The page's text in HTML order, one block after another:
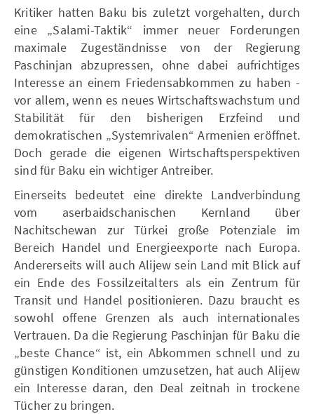
Kritiker hatten Baku bis zuletzt vorgehalten, durch
eine „Salami-Taktik“ immer neuer Forderungen
maximale Zugeständnisse von der Regierung
Paschinjan abzupressen, ohne dabei aufrichtiges
Interesse an einem Friedensabkommen zu haben -
vor allem, wenn es neues Wirtschaftswachstum und
Stabilität für den bisherigen Erzfeind und
demokratischen „Systemrivalen“ Armenien eröffnet.
Doch gerade die eigenen Wirtschaftsperspektiven
sind für Baku ein wichtiger Antreiber.
Einerseits bedeutet eine direkte Landverbindung
vom aserbaidschanischen Kernland über
Nachitschewan zur Türkei große Potenziale im
Bereich Handel und Energieexporte nach Europa.
Andererseits will auch Alijew sein Land mit Blick auf
ein Ende des Fossilzeitalters als ein Zentrum für
Transit und Handel positionieren. Dazu braucht es
sowohl offene Grenzen als auch internationales
Vertrauen. Da die Regierung Paschinjan für Baku die
„beste Chance“ ist, ein Abkommen schnell und zu
günstigen Konditionen umzusetzen, hat auch Alijew
ein Interesse daran, den Deal zeitnah in trockene
Tücher zu bringen.